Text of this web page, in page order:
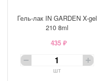
Гель-лак IN GARDEN X-gel
210 8ml
435 ₽
шт